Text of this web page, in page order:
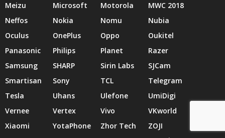
Meizu
Microsoft Motorola
MWC 2018
Neffos
Nokia Nomu
Nubia
Oculus
OnePlus Oppo
Oukitel
Panasonic
Philips Planet
Razer
Samsung
SHARP Sirin Labs
SJCam
Smartisan
Sony TCL
Telegram
Tesla
Uhans Ulefone
UmiDigi
Vernee
Vertex Vivo
VKworld
Xiaomi
YotaPhone Zhor Tech
ZOJI